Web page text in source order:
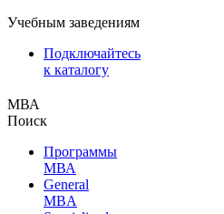
Учебным заведениям
Подключайтесь
к каталогу
МВА
Поиск
Программы
МВА
General
MBA